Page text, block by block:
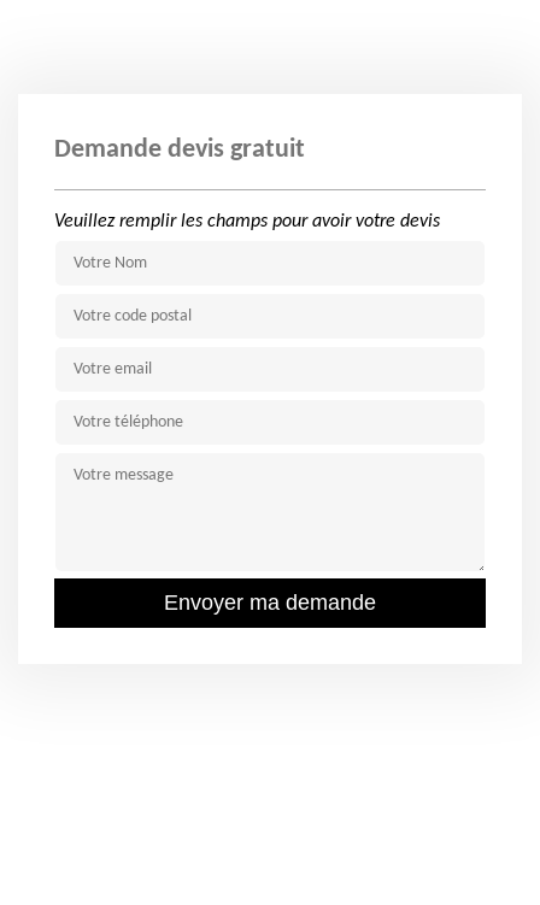
Demande devis gratuit
Veuillez remplir les champs pour avoir votre devis